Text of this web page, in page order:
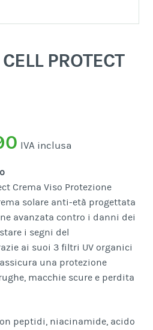
PROTECT
Il
attuale
è:
€17,90.
IVA inclusa
Crema Viso Protezione
solare anti-età progettata
avanzata contro i danni dei
i segni del
ai suoi 3 filtri UV organici
una protezione
macchie scure e perdita
peptidi, niacinamide, acido